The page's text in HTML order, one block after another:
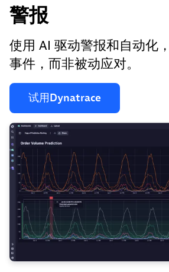
警报
使用 AI 驱动警报和自动化
事件，而非被动应对。
试用Dynatrace